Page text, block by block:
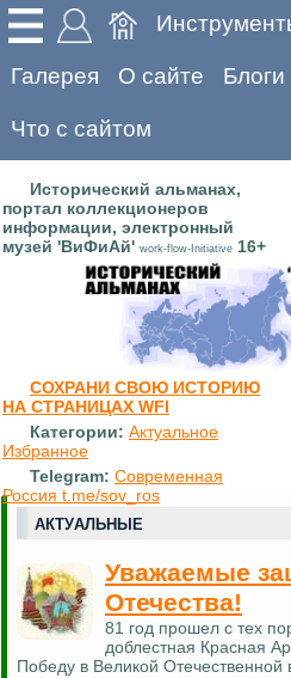
Галерея О сайте Блоги
Что с сайтом
Исторический альманах,
портал коллекционеров
информации, электронный
музей 'ВиФиАй' work-flow-Initiative 16+
СОХРАНИ СВОЮ ИСТОРИЮ
НА СТРАНИЦАХ WFI
Категории: Актуальное
Избранное
Telegram: Современная
Россия t.me/sov_ros
АКТУАЛЬНЫЕ
Уважаемые
Отечества!
81 год прошел с тех
доблестная Красная
Победу в Великой Отечественной